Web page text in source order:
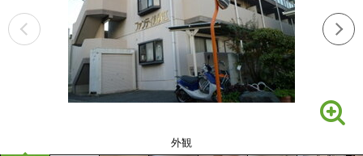
外観